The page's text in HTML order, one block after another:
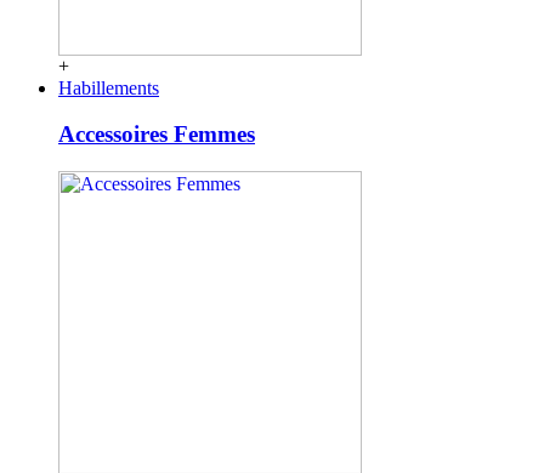
+
Habillements
Accessoires Femmes